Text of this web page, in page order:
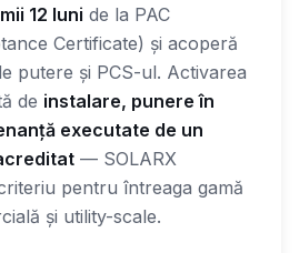
12 luni de la PAC
Certificate) și acoperă
putere și PCS-ul. Activarea
de instalare, punere în
executate de un
— SOLARX
pentru întreaga gamă
și utility-scale.